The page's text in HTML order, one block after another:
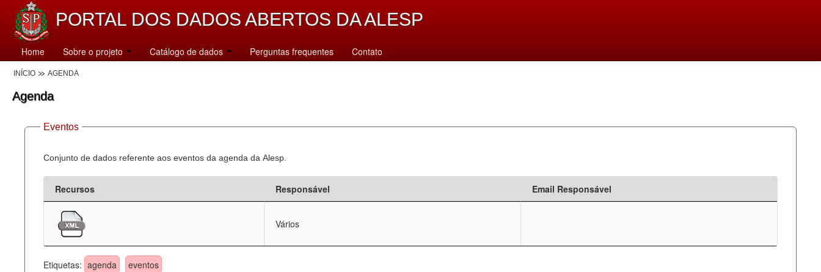
PORTAL DOS DADOS ABERTOS DA ALESP
Home Sobre o projeto Catálogo de dados Perguntas frequentes Contato
INÍCIO AGENDA
Agenda
Eventos
Conjunto de dados referente aos eventos da agenda da Alesp.
Recursos Responsável Email Responsável
Vários
Etiquetas: agenda eventos